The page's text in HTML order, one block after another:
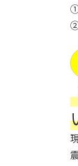
①
②